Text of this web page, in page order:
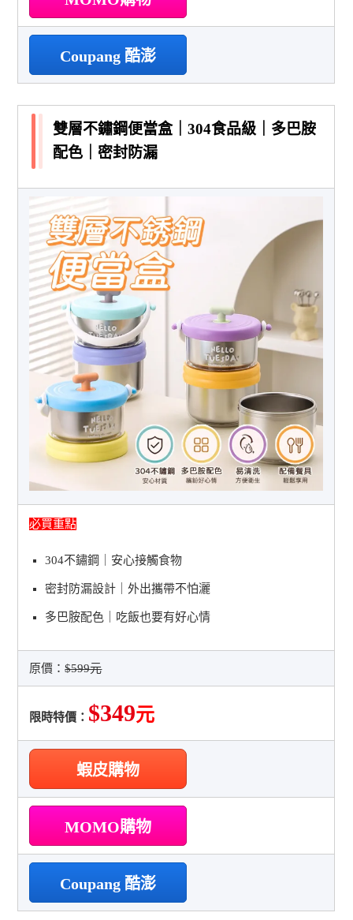
Coupang 酷澎
雙層不鏽鋼便當盒｜304食品級｜多巴胺
配色｜密封防漏
必買重點
304不鏽鋼｜安心接觸食物
密封防漏設計｜外出攜帶不怕灑
多巴胺配色｜吃飯也要有好心情
原價：$599元
限時特價： $349元
蝦皮購物
MOMO購物
Coupang 酷澎